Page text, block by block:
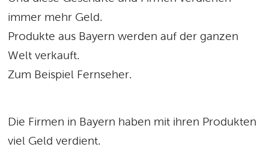
immer mehr Geld.
Produkte aus Bayern werden auf der ganzen
Welt verkauft.
Zum Beispiel Fernseher.
Die Firmen in Bayern haben mit ihren Produkten
viel Geld verdient.